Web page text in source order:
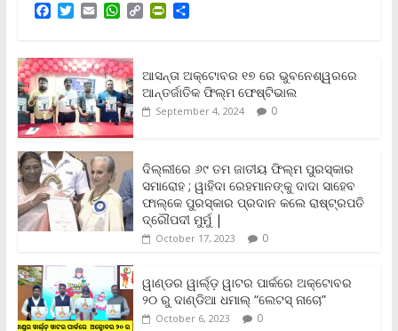
F
e
b
o
o
k
T
t
t
e
r
E
i
l
W
t
s
A
p
p
C
L
i
n
k
P
t
F
r
i
d
l
y
S
e
ଆସନ୍ତା ଅକ୍ଟୋବର ୧୭ ରେ ଭୁବନେଶ୍ୱରରେ
ଆନ୍ତର୍ଜାତିକ ଫିଲ୍ମ ଫେଷ୍ଟିଭାଲ
September 4, 2024 0
ଦିଲ୍ଲୀରେ ୬୯ ତମ ଜାତୀୟ ଫିଲ୍ମ ପୁରସ୍କାର
ସମାରୋହ ; ୱାହିଦା ରେହମାନଙ୍କୁ ଦାଦା ସାହେବ
ଫାଲ୍‌କେ ପୁରସ୍କାର ପ୍ରଦାନ କଲେ ରାଷ୍ଟ୍ରପତି
ଦ୍ରୌପଦୀ ମୁର୍ମୁ |
October 17, 2023 0
ୱାଣ୍ଡର ୱାର୍ଲ୍‌ଡ଼ ୱାଟର ପାର୍କରେ ଅକ୍ଟୋବର
୨୦ ରୁ ଦାଣ୍ଡିଆ ଧମାଲ୍ “ଲେଟସ୍ ନାଚୋ”
October 6, 2023 0